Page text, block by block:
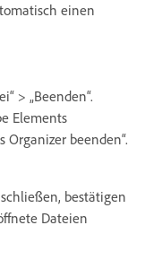
einen
> „Beenden“.
Elements
Organizer beenden“.
bestätigen
Dateien